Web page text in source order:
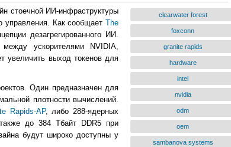
clearwater forest
foxconn
granite rapids
hardware
intel
nvidia
odm
oem
sambanova systems
стоечной ИИ-инфраструктуры
управления. Как сообщает The
дезагрегированного ИИ.
между ускорителями NVIDIA,
увеличить выход токенов для
Один предназначен для
плотности вычислений.
Rapids-AP, либо 288-ядерных
до 384 Тбайт DDR5 при
будут широко доступны у